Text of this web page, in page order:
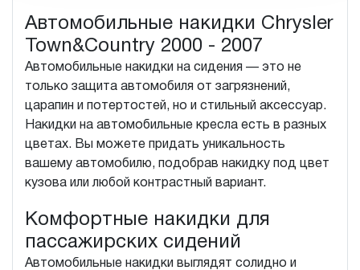
Автомобильные накидки Chrysler
Town&Country 2000 - 2007
Автомобильные накидки на сидения — это не
только защита автомобиля от загрязнений,
царапин и потертостей, но и стильный аксессуар.
Накидки на автомобильные кресла есть в разных
цветах. Вы можете придать уникальность
вашему автомобилю, подобрав накидку под цвет
кузова или любой контрастный вариант.
Комфортные накидки для
пассажирских сидений
Автомобильные накидки выглядят солидно и